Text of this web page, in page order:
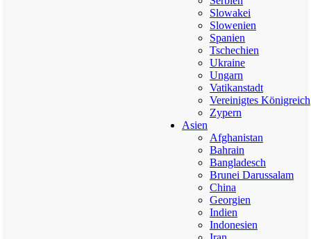
Slowakei
Slowenien
Spanien
Tschechien
Ukraine
Ungarn
Vatikanstadt
Vereinigtes Königreich
Zypern
Asien
Afghanistan
Bahrain
Bangladesch
Brunei Darussalam
China
Georgien
Indien
Indonesien